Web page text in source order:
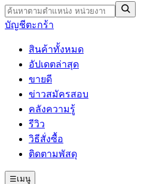
บัญชีตะกร้า
สินค้าทั้งหมด
อัปเดตล่าสุด
ขายดี
ข่าวสมัครสอบ
คลังความรู้
รีวิว
วิธีสั่งซื้อ
ติดตามพัสดุ
☰เมนู